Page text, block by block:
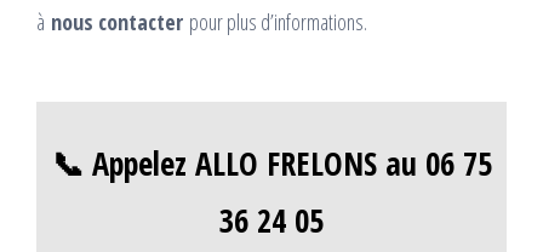
à nous contacter pour plus d’informations.
📞 Appelez ALLO FRELONS au 06 75
36 24 05